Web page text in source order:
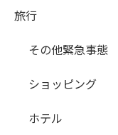
旅行
その他緊急事態
ショッピング
ホテル